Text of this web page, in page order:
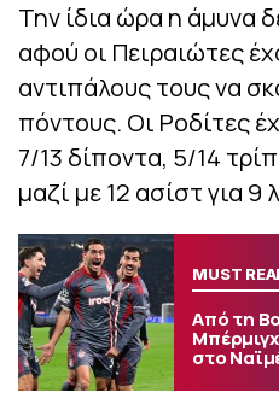
Την ίδια ώρα η άμυνα
αφού οι Πειραιώτες
αντιπάλους τους να
πόντους. Οι Ροδίτες
7/13 δίποντα, 5/14
μαζί με 12 ασίστ για 9
MUST
Από τη
στο